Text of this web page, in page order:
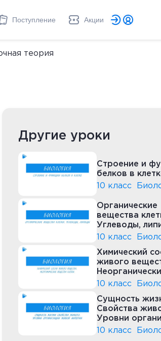
Поступление Акции
теория
Другие уроки
Строение и
белков в
10 класс
Органические
вещества
Углеводы,
10 класс
Химический
живого
вещества
10 класс
Сущность
Свойства
Уровни
живой
10 класс